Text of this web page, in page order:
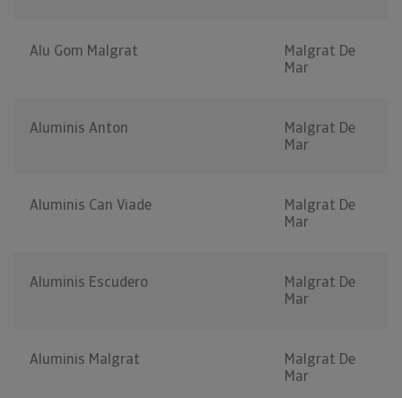
Alu Gom Malgrat
Malgrat De
Mar
Aluminis Anton
Malgrat De
Mar
Aluminis Can Viade
Malgrat De
Mar
Aluminis Escudero
Malgrat De
Mar
Aluminis Malgrat
Malgrat De
Mar